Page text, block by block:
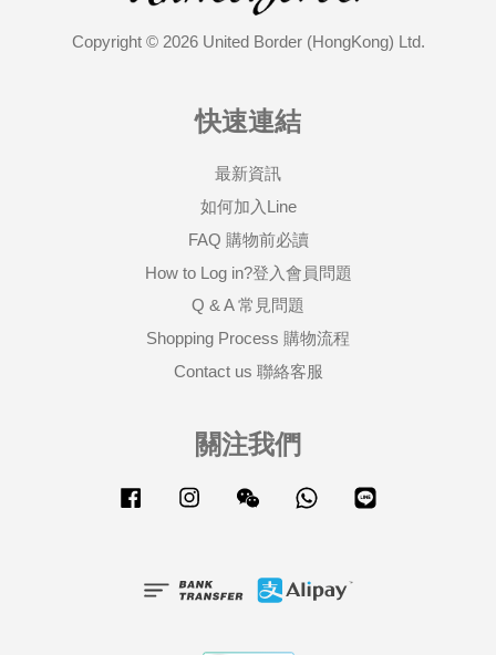
Copyright © 2026 United Border (HongKong) Ltd.
快速連結
最新資訊
如何加入Line
FAQ 購物前必讀
How to Log in?登入會員問題
Q & A 常見問題
Shopping Process 購物流程
Contact us 聯絡客服
關注我們
Facebook Instagram Wechat Whatsapp